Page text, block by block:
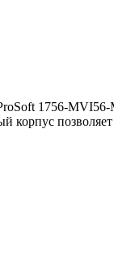
1756-MVI56-
корпус